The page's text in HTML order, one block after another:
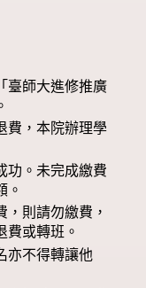
臺師大進修推廣
費，本院辦理學
功。未完成繳費
。
則請勿繳費，
費或轉班。
亦不得轉讓他